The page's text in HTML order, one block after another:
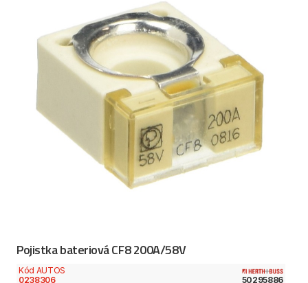
Pojistka bateriová CF8 200A/58V
Kód AUTOS
0238306
50295886